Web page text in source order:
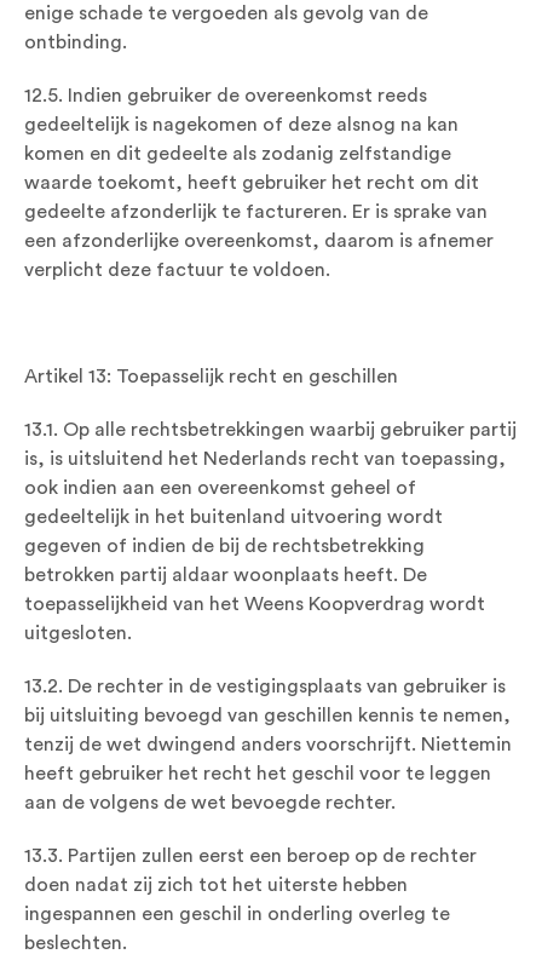
enige schade te vergoeden als gevolg van de
ontbinding.
12.5. Indien gebruiker de overeenkomst reeds
gedeeltelijk is nagekomen of deze alsnog na kan
komen en dit gedeelte als zodanig zelfstandige
waarde toekomt, heeft gebruiker het recht om dit
gedeelte afzonderlijk te factureren. Er is sprake van
een afzonderlijke overeenkomst, daarom is afnemer
verplicht deze factuur te voldoen.
Artikel 13: Toepasselijk recht en geschillen
13.1. Op alle rechtsbetrekkingen waarbij gebruiker partij
is, is uitsluitend het Nederlands recht van toepassing,
ook indien aan een overeenkomst geheel of
gedeeltelijk in het buitenland uitvoering wordt
gegeven of indien de bij de rechtsbetrekking
betrokken partij aldaar woonplaats heeft. De
toepasselijkheid van het Weens Koopverdrag wordt
uitgesloten.
13.2. De rechter in de vestigingsplaats van gebruiker is
bij uitsluiting bevoegd van geschillen kennis te nemen,
tenzij de wet dwingend anders voorschrijft. Niettemin
heeft gebruiker het recht het geschil voor te leggen
aan de volgens de wet bevoegde rechter.
13.3. Partijen zullen eerst een beroep op de rechter
doen nadat zij zich tot het uiterste hebben
ingespannen een geschil in onderling overleg te
beslechten.